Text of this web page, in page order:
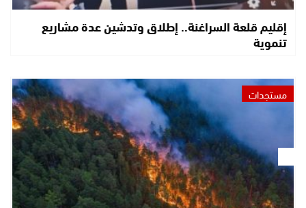
إقليم قلعة السراغنة.. إطلاق وتدشين عدة مشاريع
تنموية
مستجدات